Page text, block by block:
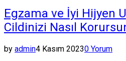
Egzama ve İyi Hijyen
Cildinizi Nasıl
by admin4 Kasım 20230 Yorum